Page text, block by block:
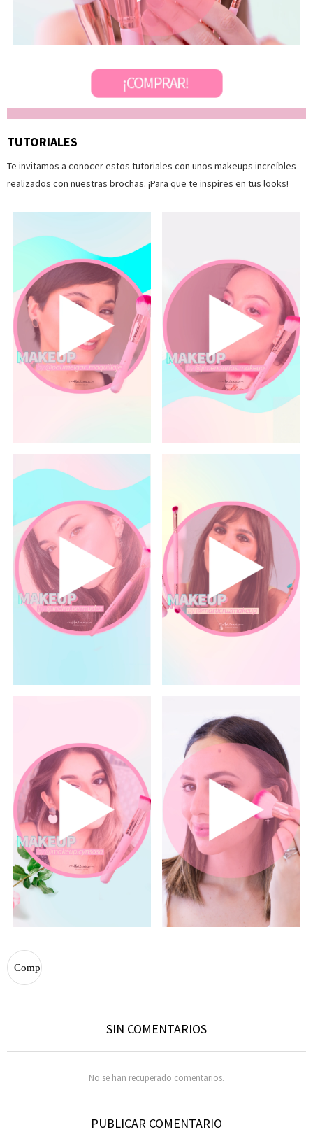
TUTORIALES
Te invitamos a conocer estos tutoriales con unos makeups increíbles
realizados con nuestras brochas. ¡Para que te inspires en tus looks!
SIN COMENTARIOS
No se han recuperado comentarios.
PUBLICAR COMENTARIO